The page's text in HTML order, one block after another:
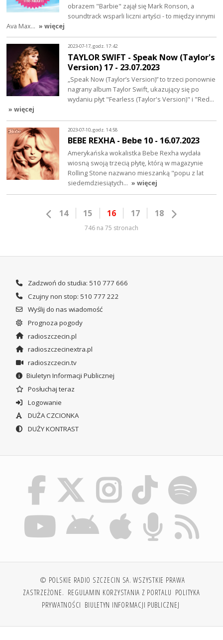
obrazem "Barbie" zajął się Mark Ronson, a
soundtrack wsparli liczni artyści - to między innymi
Ava Max… » więcej
2023-07-17, godz. 17:42
TAYLOR SWIFT - Speak Now (Taylor's
Version) 17 - 23.07.2023
„Speak Now (Taylor’s Version)” to trzeci ponownie
nagrany album Taylor Swift, ukazujący się po
wydaniu płyt "Fearless (Taylor's Version)" i "Red…
» więcej
2023-07-10, godz. 14:58
BEBE REXHA - Bebe 10 - 16.07.2023
Amerykańska wokalistka Bebe Rexha wydała
wiosną swoją trzecią płytę, którą w magazynie
Rolling Stone nazwano mieszanką "popu z lat
siedemdziesiątych… » więcej
14 15 16 17 18
746 na 75 stronach
Zadzwoń do studia: 510 777 666
Czujny non stop: 510 777 222
Wyślij do nas wiadomość
Prognoza pogody
radioszczecin.pl
radioszczecinextra.pl
radioszczecin.tv
Biuletyn Informacji Publicznej
Posłuchaj teraz
Logowanie
DUŻA CZCIONKA
DUŻY KONTRAST
© POLSKIE RADIO SZCZECIN SA. WSZYSTKIE PRAWA
ZASTRZEŻONE. REGULAMIN KORZYSTANIA Z PORTALU POLITYKA
PRYWATNOŚCI BIULETYN INFORMACJI PUBLICZNEJ